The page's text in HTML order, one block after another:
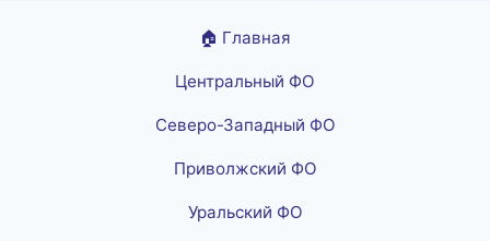
🏠 Главная
Центральный ФО
Северо-Западный ФО
Приволжский ФО
Уральский ФО